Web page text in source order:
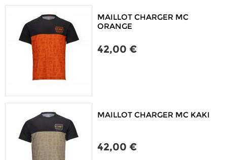
MAILLOT CHARGER MC
ORANGE
42,00 €
MAILLOT CHARGER MC KAKI
42,00 €